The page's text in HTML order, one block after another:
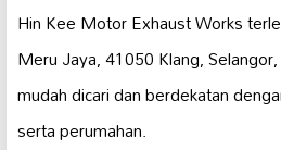
Hin Kee Motor Exhaust Works
Meru Jaya, 41050 Klang,
mudah dicari dan berdekatan
serta perumahan.